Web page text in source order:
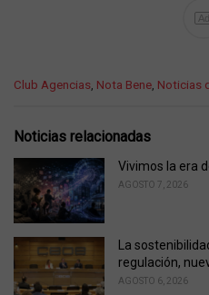
Ad
C
e
r
e
Club Agencias Nota Bene Noticias
Noticias relacionadas
Vivimos la era
AGOSTO 7, 2026
La
regulación,
AGOSTO 6, 2026